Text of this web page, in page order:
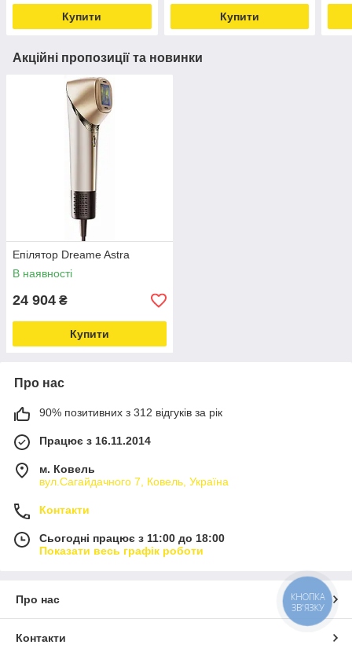
Купити Купити
Акційні пропозиції та новинки
Епілятор Dreame Astra
В наявності
24 904 ₴
Купити
Про нас
90% позитивних з 312 відгуків за рік
Працює з 16.11.2014
м. Ковель
вул.Сагайдачного 7, Ковель, Україна
Контакти
Сьогодні працює з 11:00 до 18:00
Показати весь графік роботи
Про нас
Контакти
КНОПКА
ЗВ'ЯЗКУ